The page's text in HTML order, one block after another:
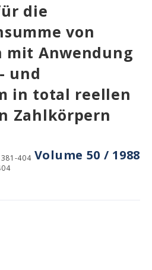
die
von
mit Anwendung
und
in total reellen
Zahlkörpern
Volume 50 / 1988
404